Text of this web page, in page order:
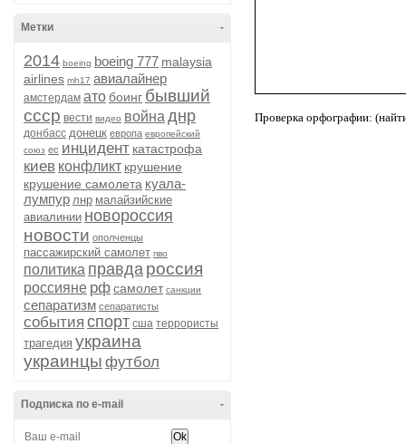
-
Метки
2014 boeing boeing 777 malaysia
airlines mh17 авиалайнер
амстердам атобоинг бывший
ссср вести видео война днр
донбасс донецк европа европейский
союз ес инцидент катастрофа
киев конфликт крушение
крушение самолета куала-
лумпур лнр малайзийские
авиалинии новороссия
новости ополченцы
пассажирский самолет пво
политика правда россия
россияне рфсамолет санкции
сепаратизм сепаратисты
события спорт сша террористы
трагедия украина
украинцы футбол
-
Подписка по e-mail
Проверка орфографии: